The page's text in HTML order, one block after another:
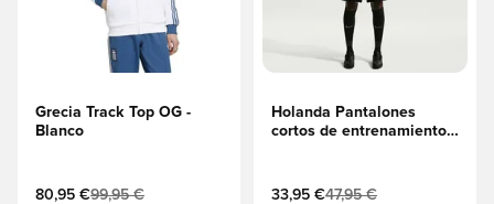
Grecia Track Top OG -
Blanco
80,95 €99,95 €
Holanda Pantalones
cortos de entrenamiento
Negro/Hipercarmesí
33,95 €47,95 €